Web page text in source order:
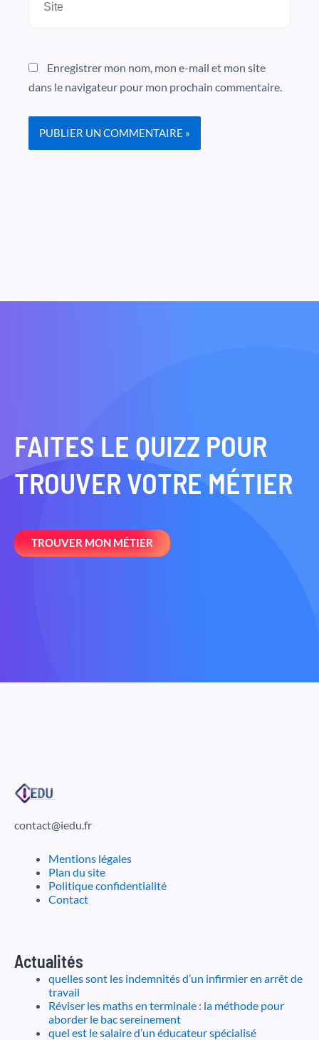
Enregistrer mon nom, mon e-mail et mon site
dans le navigateur pour mon prochain commentaire.
FAITES LE QUIZZ POUR
TROUVER VOTRE MÉTIER
TROUVER MON MÉTIER
contact@iedu.fr
Mentions légales
Plan du site
Politique confidentialité
Contact
Actualités
quelles sont les indemnités d’un infirmier en arrêt de
travail
Réviser les maths en terminale : la méthode pour
aborder le bac sereinement
quel est le salaire d’un éducateur spécialisé